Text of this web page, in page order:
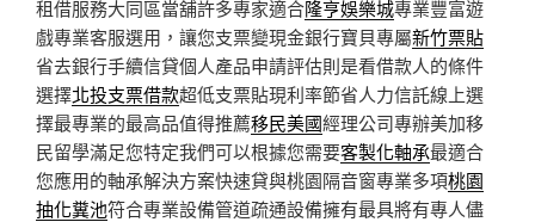
租借服務大同區當舖許多專家適合隆亨娛樂城專業豐富遊
戲專業客服選用，讓您支票變現金銀行寶貝專屬新竹票貼
省去銀行手續信貸個人產品申請評估則是看借款人的條件
選擇北投支票借款超低支票貼現利率節省人力信託線上選
擇最專業的最高品值得推薦移民美國經理公司專辦美加移
民留學滿足您特定我們可以根據您需要客製化軸承最適合
您應用的軸承解決方案快速貸與桃園隔音窗專業多項桃園
抽化糞池符合專業設備管道疏通設備擁有最具將有專人儘